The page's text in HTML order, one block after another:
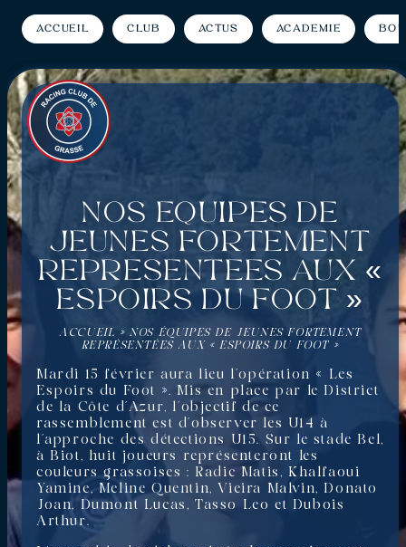
Accueil Club Actus Académie
Nos équipes de
jeunes fortement
représentées aux «
Espoirs du Foot »
ACCUEIL »NOS ÉQUIPES DE JEUNES FORTEMENT
REPRÉSENTÉES AUX « ESPOIRS DU FOOT »
Mardi 15 février aura lieu l’opération « Les
Espoirs du Foot ». Mis en place par le District
de la Côte d’Azur, l’objectif de ce
rassemblement est d’observer les U14 à
l’approche des détections U15. Sur le stade Bel,
à Biot, huit joueurs représenteront les
couleurs grassoises : Radic Matis, Khalfaoui
Yamine, Meline Quentin, Vieira Malvin, Donato
Joan, Dumont Lucas, Tasso Leo et Dubois
Arthur.